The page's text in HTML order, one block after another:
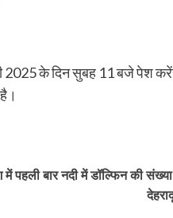
2025 के दिन सुबह 11 बजे पेश
में पहली बार नदी में डॉल्फिन की